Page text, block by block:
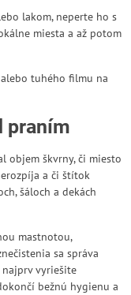
lakom, neperte ho s
miesta a až potom
tuhého filmu na
praním
objem škvrny, či miesto
a či štítok
šáloch a dekách
mastnotou,
sa správa
vyriešite
bežnú hygienu a